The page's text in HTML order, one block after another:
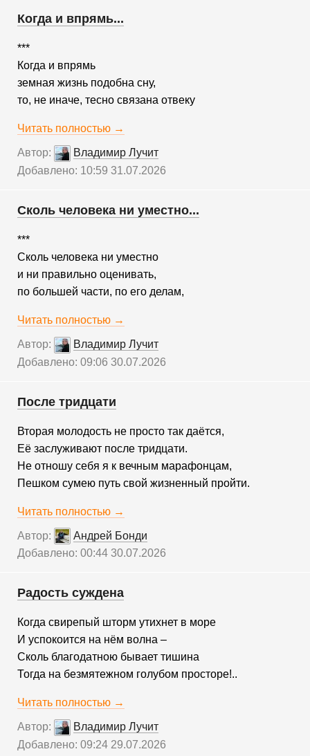
Когда и впрямь...
***
Когда и впрямь
земная жизнь подобна сну,
то, не иначе, тесно связана отвеку
Читать полностью →
Автор:
Владимир Лучит
Добавлено: 10:59 31.07.2026
Сколь человека ни уместно...
***
Сколь человека ни уместно
и ни правильно оценивать,
по большей части, по его делам,
Читать полностью →
Автор:
Владимир Лучит
Добавлено: 09:06 30.07.2026
После тридцати
Вторая молодость не просто так даётся,
Её заслуживают после тридцати.
Не отношу себя я к вечным марафонцам,
Пешком сумею путь свой жизненный пройти.
Читать полностью →
Автор:
Андрей Бонди
Добавлено: 00:44 30.07.2026
Радость суждена
Когда свирепый шторм утихнет в море
И успокоится на нём волна –
Сколь благодатною бывает тишина
Тогда на безмятежном голубом просторе!..
Читать полностью →
Автор:
Владимир Лучит
Добавлено: 09:24 29.07.2026